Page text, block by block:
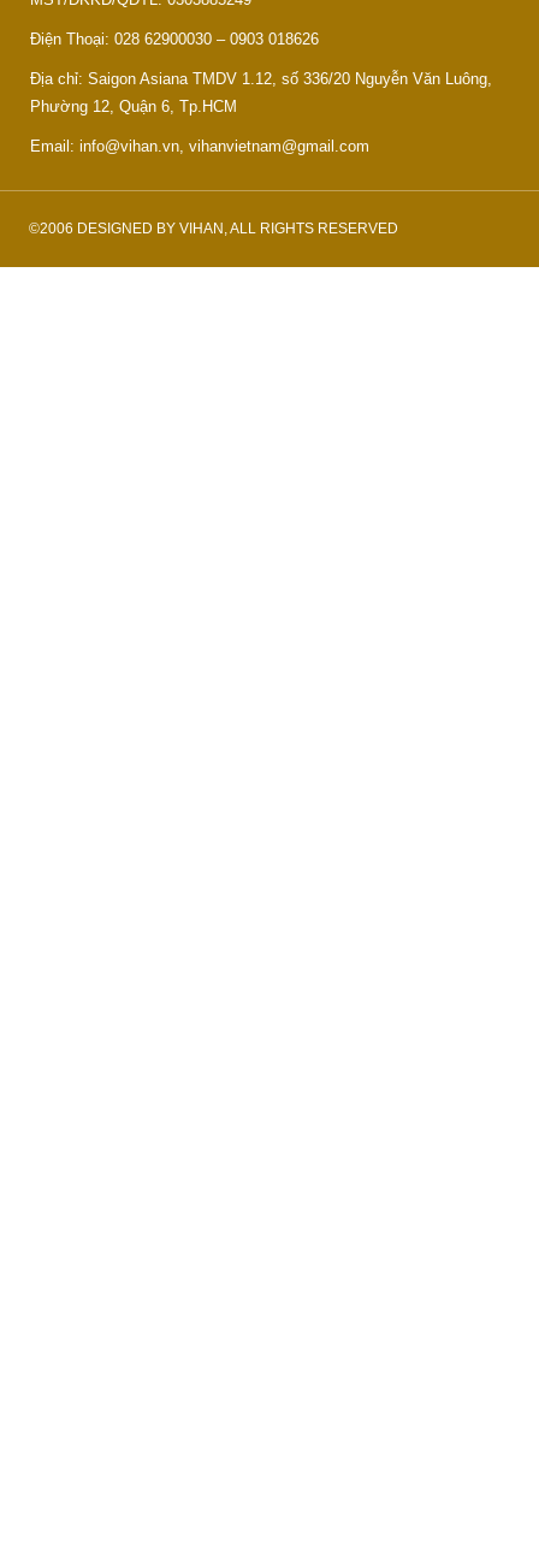
Điện Thoại: 028 62900030 – 0903 018626
Địa chỉ: Saigon Asiana TMDV 1.12, số 336/20 Nguyễn Văn Luông,
Phường 12, Quận 6, Tp.HCM
Email: info@vihan.vn, vihanvietnam@gmail.com
©2006 DESIGNED BY VIHAN, ALL RIGHTS RESERVED